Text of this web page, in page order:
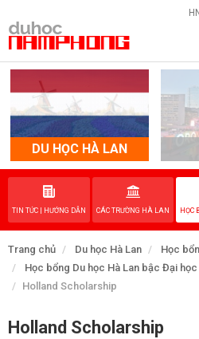
HN
DU HỌC HÀ LAN
TIN TỨC | HƯỚNG DẪN CÁC TRƯỜNG HÀ LAN HỌC
Trang chủ Du học Hà Lan
Học
Học bổng Du học Hà Lan bậc Đại
Holland Scholarship
Holland Scholarship
TRANG CHỦ
QUỐC GIA
EVENTS
DỊCH VỤ
VỀ NAM PHONG
LIÊN HỆ